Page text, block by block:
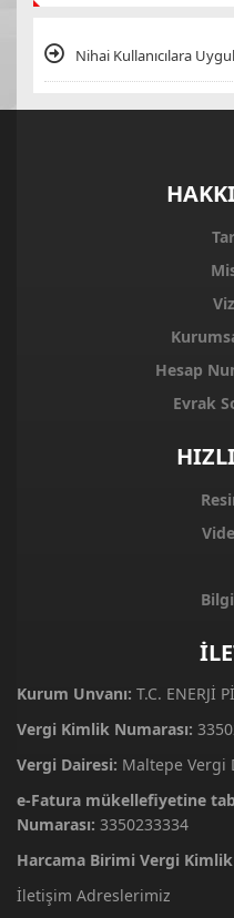
Nihai Kullanıcılara
Hesap
Evrak
Kurum Unvanı: T.C. ENERJİ
Vergi Kimlik Numarası:
Vergi Dairesi: Maltepe Vergi
e-Fatura mükellefiyetine
Numarası: 3350233334
Harcama Birimi Vergi Kimlik
İletişim Adreslerimiz